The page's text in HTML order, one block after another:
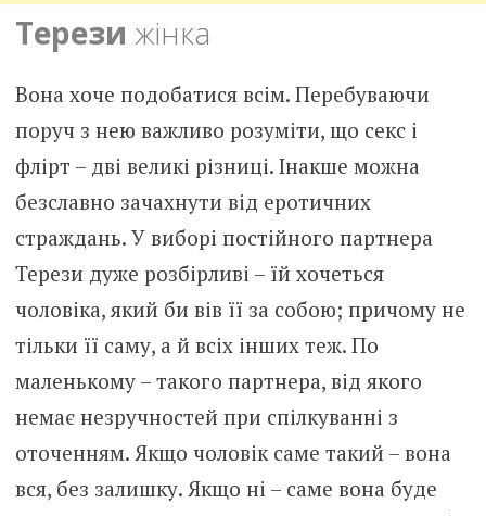
Терези жінка
Вона хоче подобатися всім. Перебуваючи
поруч з нею важливо розуміти, що секс і
флірт – дві великі різниці. Інакше можна
безславно зачахнути від еротичних
страждань. У виборі постійного партнера
Терези дуже розбірливі – їй хочеться
чоловіка, який би вів її за собою; причому не
тільки її саму, а й всіх інших теж. По
маленькому – такого партнера, від якого
немає незручностей при спілкуванні з
оточенням. Якщо чоловік саме такий – вона
вся, без залишку. Якщо ні – саме вона буде